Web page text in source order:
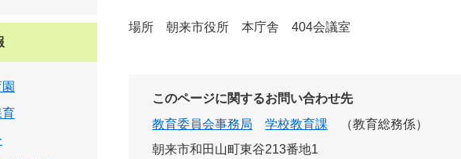
場所 朝来市役所 本庁舎 404会議室
このページに関するお問い合わせ先
教育委員会事務局
学校教育課
教育総務係
朝来市和田山町東谷213番地1
育